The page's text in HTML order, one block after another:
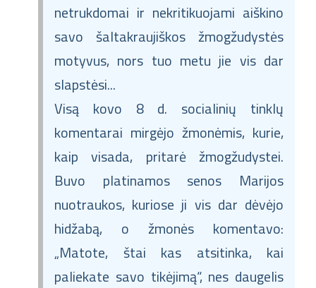
netrukdomai ir nekritikuojami aiškino
savo šaltakraujiškos žmogžudystės
motyvus, nors tuo metu jie vis dar
slapstėsi...
Visą kovo 8 d. socialinių tinklų
komentarai mirgėjo žmonėmis, kurie,
kaip visada, pritarė žmogžudystei.
Buvo platinamos senos Marijos
nuotraukos, kuriose ji vis dar dėvėjo
hidžabą, o žmonės komentavo:
„Matote, štai kas atsitinka, kai
paliekate savo tikėjimą“, nes daugelis